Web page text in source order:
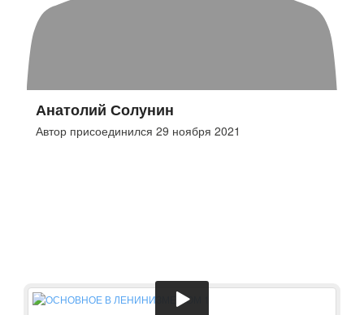
Анатолий Солунин
Автор присоединился 29 ноября 2021